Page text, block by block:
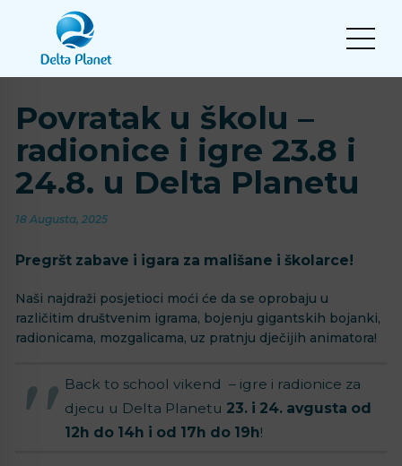
Povratak u školu –
radionice i igre 23.8 i
24.8. u Delta Planetu
18 Augusta, 2025
Pregršt zabave i igara za mališane i školarce!
Naši najdraži posjetioci moći će da se oprobaju u
različitim društvenim igrama, bojenju gigantskih bojanki,
radionicama, mozgalicama, uz pratnju dječijih animatora!
Back to school vikend – igre i radionice za
djecu u Delta Planetu 23. i 24. avgusta od
12h do 14h i od 17h do 19h!⁣⁣